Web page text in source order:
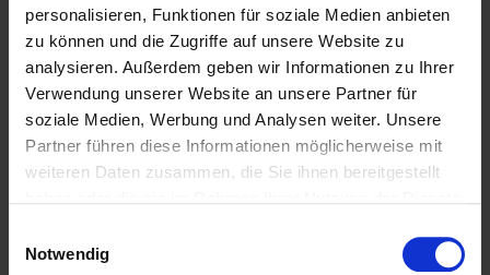
personalisieren, Funktionen für soziale Medien anbieten
zu können und die Zugriffe auf unsere Website zu
analysieren. Außerdem geben wir Informationen zu Ihrer
Verwendung unserer Website an unsere Partner für
soziale Medien, Werbung und Analysen weiter. Unsere
Partner führen diese Informationen möglicherweise mit
weiteren Daten zusammen, die Sie ihnen bereitgestellt
Notwendig
Betreff
Ihre Nachricht